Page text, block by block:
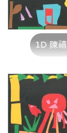
1D 陳